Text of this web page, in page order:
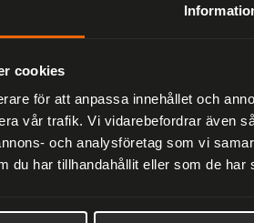
cookies
för att anpassa innehållet och
vår trafik. Vi vidarebefordrar även
och analysföretag som vi
du har tillhandahållit eller som de
Liknande
Andra har